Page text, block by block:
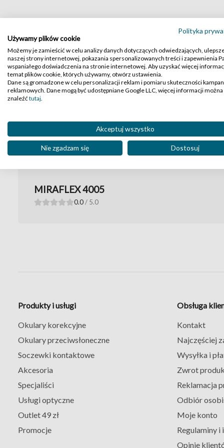
Recenzje produktu
MIRAFLEX 4005
0.0/ 5.0
Produkty i usługi
Okulary korekcyjne
Okulary przeciwsłoneczne
Soczewki kontaktowe
Akcesoria
Specjaliści
Usługi optyczne
Outlet 49 zł
Promocje
Obsługa
Kontakt
Najczęściej
Wysyłka i
Zwrot
Reklamacja
Odbiór
Moje konto
Regulaminy
Opinie
Polityka
Używamy plików cookie
Możemy je zamieścić w celu analizy danych dotyczących odwiedzających,
naszej strony internetowej, pokazania spersonalizowanych treści i zapewnienia
wspaniałego doświadczenia na stronie internetowej. Aby uzyskać więcej
temat plików cookie, których używamy, otwórz ustawienia.
Dane są gromadzone w celu personalizacji reklam i pomiaru skuteczności
reklamowych. Dane mogą być udostępniane Google LLC, więcej informacji można
znaleźćtutaj.
Akceptuj wszystko
Nie zgadzam się Dostosuj